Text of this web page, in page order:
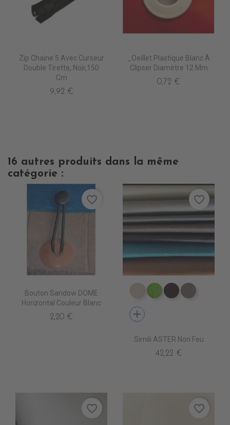
Zip Chaine 5 Avec Curseur
Double Tirette, Noir,150
Cm
9,92 €
_Oeillet Plastique Blanc À
Clipser Diamètre 12 Mm
0,72 €
16 autres produits dans la même
catégorie :
Bouton Sandow DOME
Horizontal Couleur Blanc
2,20 €
favorite_border
EP0020 COVE
EP0100 GREEN
EP0060EP0030
add
Simili ASTER Non Feu
42,22 €
favorite_border
favorite_border favorite_border